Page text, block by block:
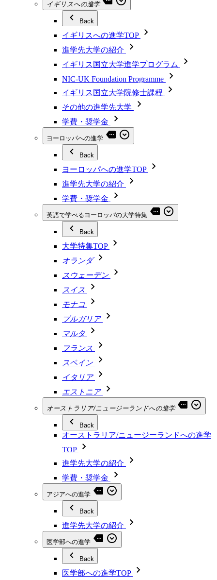
イギリスへの進学
Back
イギリスへの進学TOP
進学先大学の紹介
イギリス国立大学進学プログラム
NIC-UK Foundation Programme
イギリス国立大学院修士課程
その他の進学先大学
学費・奨学金
ヨーロッパへの進学
Back
ヨーロッパへの進学TOP
進学先大学の紹介
学費・奨学金
英語で学べるヨーロッパの大学特集
Back
大学特集TOP
オランダ
スウェーデン
スイス
モナコ
ブルガリア
マルタ
フランス
スペイン
イタリア
エストニア
オーストラリア/ニュージーランドへの進学
Back
オーストラリア/ニュージーランドへの進学
TOP
進学先大学の紹介
学費・奨学金
アジアへの進学
Back
進学先大学の紹介
医学部への進学
Back
医学部への進学TOP